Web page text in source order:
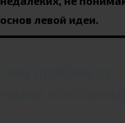
основ левой идеи.